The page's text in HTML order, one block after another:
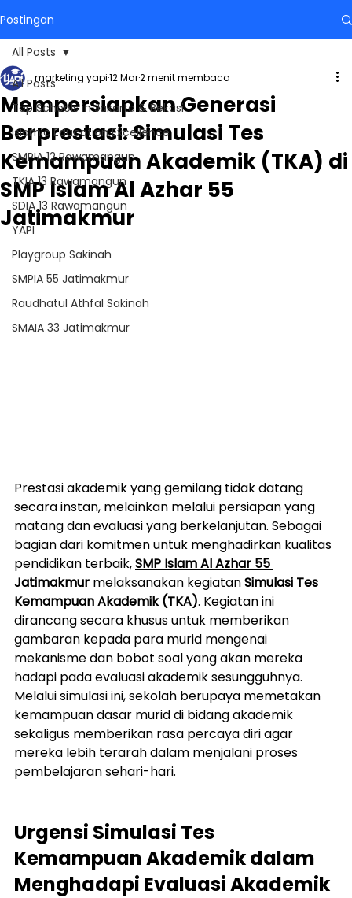
Postingan
All Posts
Top Schools in Jakarta & Bekasi
Islamic Education Excellence
SMPIA 12 Rawamangun
TKIA 13 Rawamangun
SDIA 13 Rawamangun
YAPI
Playgroup Sakinah
SMPIA 55 Jatimakmur
Raudhatul Athfal Sakinah
SMAIA 33 Jatimakmur
All Posts
Mempersiapkan Generasi
Berprestasi: Simulasi Tes
Kemampuan Akademik (TKA) di
SMP Islam Al Azhar 55
Jatimakmur
marketing yapi12 Mar2 menit membaca
Prestasi akademik yang gemilang tidak datang
secara instan, melainkan melalui persiapan yang
matang dan evaluasi yang berkelanjutan. Sebagai
bagian dari komitmen untuk menghadirkan kualitas
pendidikan terbaik, SMP Islam Al Azhar 55
Jatimakmur melaksanakan kegiatan Simulasi Tes
Kemampuan Akademik (TKA). Kegiatan ini
dirancang secara khusus untuk memberikan
gambaran kepada para murid mengenai
mekanisme dan bobot soal yang akan mereka
hadapi pada evaluasi akademik sesungguhnya.
Melalui simulasi ini, sekolah berupaya memetakan
kemampuan dasar murid di bidang akademik
sekaligus memberikan rasa percaya diri agar
mereka lebih terarah dalam menjalani proses
pembelajaran sehari-hari.
Urgensi Simulasi Tes
Kemampuan Akademik dalam
Menghadapi Evaluasi Akademik